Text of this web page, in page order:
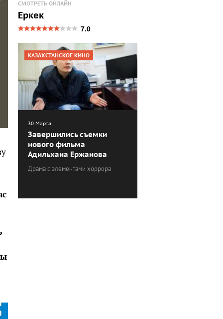
СМОТРЕТЬ ОНЛАЙН
Еркек
7.0
КАЗАХСТАНСКОЕ КИНО
30 Марта
Завершились съемки
нового фильма
Адильхана Ержанова
Драма с элементами хоррора